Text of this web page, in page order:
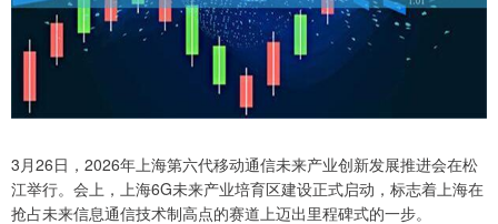
3月26日，2026年上海第六代移动通信未来产业创新发展推进会在松
江举行。会上，上海6G未来产业培育区建设正式启动，标志着上海在
抢占未来信息通信技术制高点的赛道上迈出里程碑式的一步。